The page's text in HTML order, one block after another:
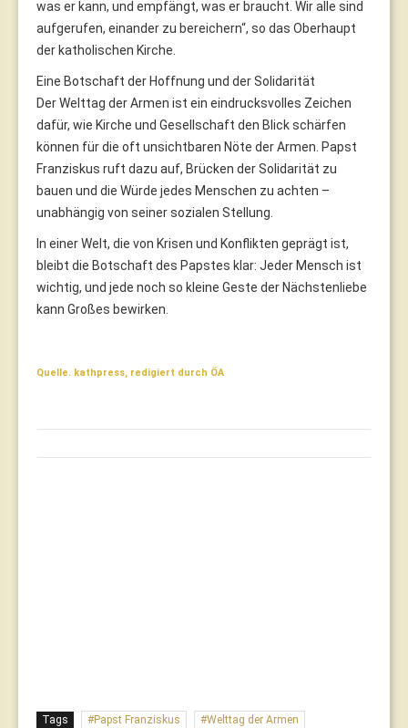
was er kann, und empfängt, was er braucht. Wir alle sind
aufgerufen, einander zu bereichern“, so das Oberhaupt
der katholischen Kirche.
Eine Botschaft der Hoffnung und der Solidarität
Der Welttag der Armen ist ein eindrucksvolles Zeichen
dafür, wie Kirche und Gesellschaft den Blick schärfen
können für die oft unsichtbaren Nöte der Armen. Papst
Franziskus ruft dazu auf, Brücken der Solidarität zu
bauen und die Würde jedes Menschen zu achten –
unabhängig von seiner sozialen Stellung.
In einer Welt, die von Krisen und Konflikten geprägt ist,
bleibt die Botschaft des Papstes klar: Jeder Mensch ist
wichtig, und jede noch so kleine Geste der Nächstenliebe
kann Großes bewirken.
Quelle. kathpress, redigiert durch ÖA
Tags Papst Franziskus Welttag der Armen